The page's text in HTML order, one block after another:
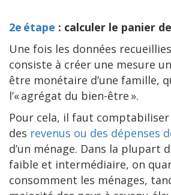
2e étape : calculer le panier
Une fois les données
consiste à créer une mesure
être monétaire d’une famille,
l’« agrégat du bien-être ».
Pour cela, il faut
des revenus ou des dépenses
d’un ménage. Dans la plupart
faible et intermédiaire, on
consomment les ménages,